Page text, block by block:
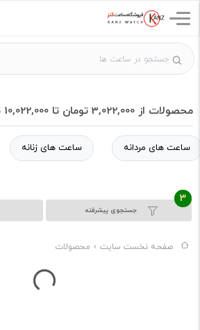
محصولات از 3,022,000 تومان تا 10,022,000 تومان
ساعت های مردانه ساعت های زنانه
جستجوی پیشرفته
3
صفحه نخست سایت محصولات
در حال